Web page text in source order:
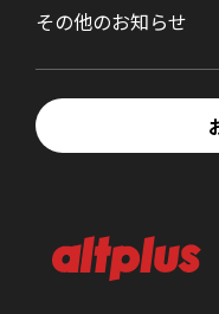
その他のお知らせ